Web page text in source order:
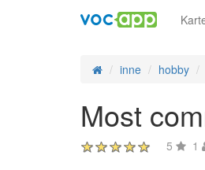
inne hobby
Most
5 1